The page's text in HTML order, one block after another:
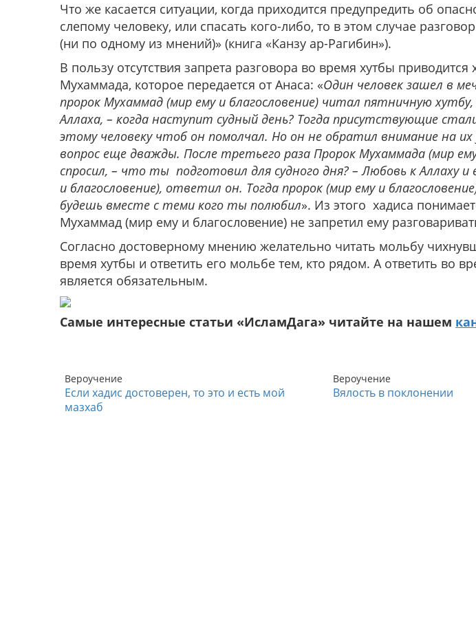
Что же касается ситуации, когда приходится предупредить об
слепому человеку, или спасать кого-либо, то в этом случае
(ни по одному из мнений)» (книга «Канзу ар-Рагибин»).
В пользу отсутствия запрета разговора во время хутбы приводится
Мухаммада, которое передается от Анаса: «Один человек зашел в
пророк Мухаммад (мир ему и благословение) читал пятничную хутбу,
Аллаха, – когда наступит судный день? Тогда присутствующие
этому человеку чтоб он помолчал. Но он не обратил внимание на их
вопрос еще дважды. После третьего раза Пророк Мухаммада (мир ему
спросил, – что ты подготовил для судного дня? – Любовь к Аллаху и
и благословение), ответил он. Тогда пророк (мир ему и
будешь вместе с теми кого ты полюбил». Из этого хадиса
Мухаммад (мир ему и благословение) не запретил ему
Согласно достоверному мнению желательно читать мольбу
время хутбы и ответить его мольбе тем, кто рядом. А ответить во
является обязательным.
Самые интересные статьи «ИсламДага» читайте на нашем
Вероучение
Если хадис достоверен, то это и есть мой
мазхаб
Вероучение
Вялость в поклонении